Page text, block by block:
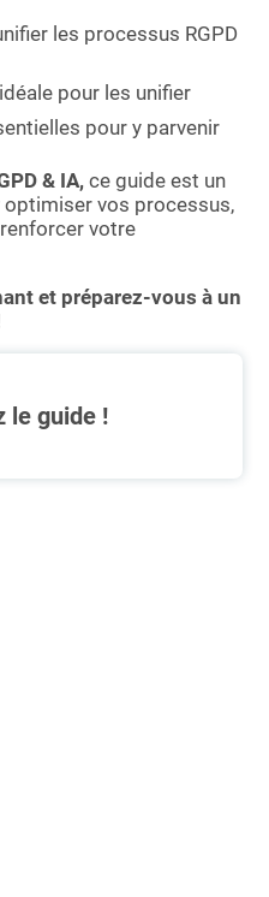
les processus RGPD
pour les unifier
pour y parvenir
& IA,ce guide est un
optimiser vos processus,
votre
et préparez-vous à un
le guide !